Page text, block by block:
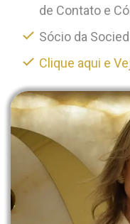
de Contato e
Sócio da
Clique aqui e